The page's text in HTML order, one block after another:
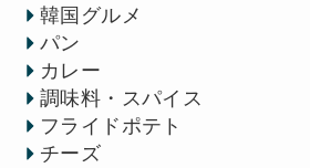
韓国グルメ
パン
カレー
調味料・スパイス
フライドポテト
チーズ